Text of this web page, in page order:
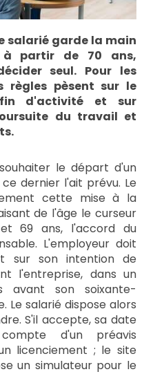
salarié garde la main
partir de 70 ans,
seul. Pour les
règles pèsent sur le
d'activité et sur
du travail et
le départ d'un
dernier l'ait prévu. Le
cette mise à la
de l'âge le curseur
69 ans, l'accord du
L'employeur doit
sur son intention de
l'entreprise, dans un
avant son soixante-
Le salarié dispose alors
S'il accepte, sa date
d'un préavis
licenciement ; le site
un simulateur pour le